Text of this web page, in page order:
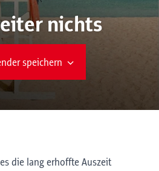
nichts
speichern
die lang erhoffte Auszeit